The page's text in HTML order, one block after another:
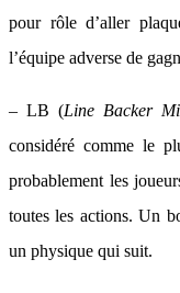
pour rôle d’aller
l’équipe adverse de
– LB (Line Backer
considéré comme le
probablement les
toutes les actions. Un
un physique qui suit.